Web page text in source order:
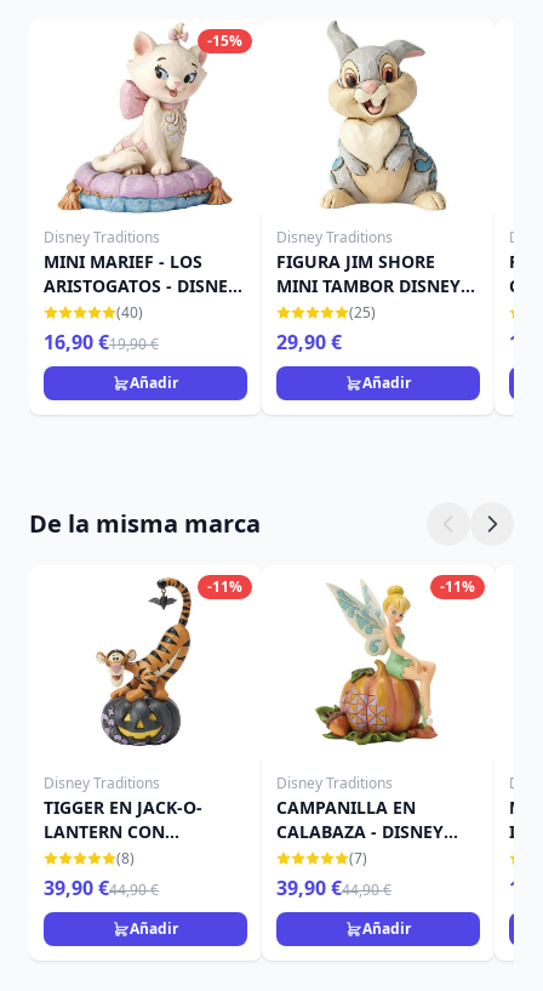
-15%
Disney Traditions
MINI MARIEF - LOS
ARISTOGATOS - DISNEY
TRADITIONS JIM SHORE
(40)
16,90 €19,90 €
Añadir
Disney Traditions
FIGURA JIM SHORE
MINI TAMBOR DISNEY
TRADITIONS
(25)
29,90 €
Añadir
De la misma marca
-11%
Disney Traditions
TIGGER EN JACK-O-
LANTERN CON
MURCIÉLAGO - DISNEY
TRADITIONS
(8)
39,90 €44,90 €
Añadir
-11%
Disney Traditions
CAMPANILLA EN
CALABAZA - DISNEY
TRADITIONS
(7)
39,90 €44,90 €
Añadir
IN